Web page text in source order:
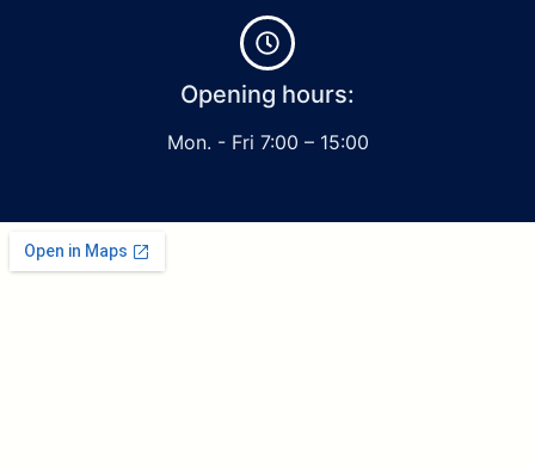
Opening hours:
Mon. - Fri 7:00 – 15:00